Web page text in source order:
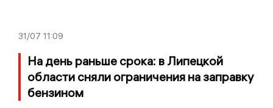
31/07 11:09
На день раньше срока: в Липецкой
области сняли ограничения на заправку
бензином